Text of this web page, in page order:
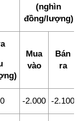
(nghìn
đồng/lượng)
Mua
vào
Bán
ra
-2.000 -2.100